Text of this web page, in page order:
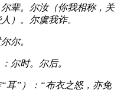
辈。尔汝（你我相称，关
）。尔虞我诈。
尔。
尔时。尔后。
耳”）：“布衣之怒，亦免